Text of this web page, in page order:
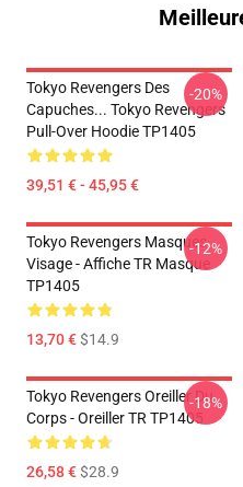
Tokyo Revengers Des
Capuches... Tokyo Revengers
Pull-Over Hoodie TP1405
39,51 € - 45,95 €
-20%
Tokyo Revengers Masques
Visage - Affiche TR Masque
TP1405
13,70 €$14.9
-12%
Tokyo Revengers Oreiller Du
Corps - Oreiller TR TP1405
26,58 €$28.9
-18%